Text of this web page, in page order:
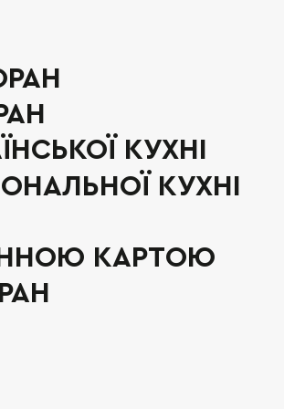
КИЇВ
1-3)
КУХНІ
КУХНІ
44)
КАРТОЮ